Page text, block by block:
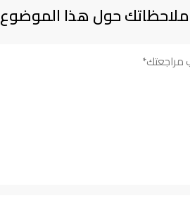
ملاحظاتك حول هذا الموضوع